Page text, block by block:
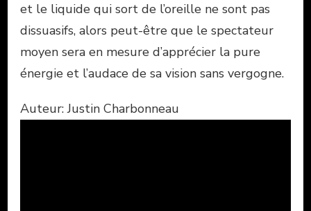
et le liquide qui sort de l’oreille ne sont pas
dissuasifs, alors peut-être que le spectateur
moyen sera en mesure d’apprécier la pure
énergie et l’audace de sa vision sans vergogne.
Auteur: Justin Charbonneau